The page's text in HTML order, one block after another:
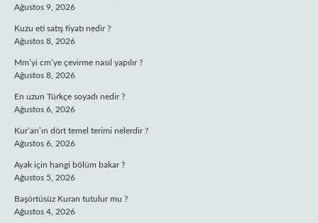
Ağustos 9, 2026
Kuzu eti satış fiyatı nedir ?
Ağustos 8, 2026
Mm’yi cm’ye çevirme nasıl yapılır ?
Ağustos 8, 2026
En uzun Türkçe soyadı nedir ?
Ağustos 6, 2026
Kur’an’ın dört temel terimi nelerdir ?
Ağustos 6, 2026
Ayak için hangi bölüm bakar ?
Ağustos 5, 2026
Başörtüsüz Kuran tutulur mu ?
Ağustos 4, 2026